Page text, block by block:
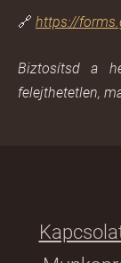
🔗 https://
Biztosítsd a
felejthetetlen,